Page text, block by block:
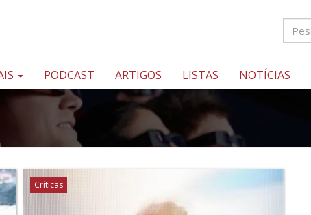
PODCAST ARTIGOS LISTAS NOTÍCIAS
Críticas